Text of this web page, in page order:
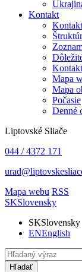
Kontakt
Mapa
Mapa
Počasie
Denné
Liptovské Sliače
044 / 4372 171
Mapa webu RSS
SKSlovensky
SKSlovensky
ENEnglish
Hľadať